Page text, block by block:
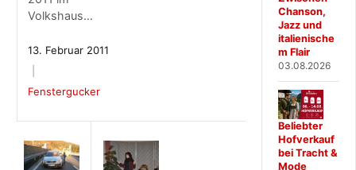
Volkshaus…
13. Februar 2011
Fenstergucker
Chanson,
Jazz und
italienische
m Flair
03.08.2026
Beliebter
Hofverkauf
bei Tracht &
Mode